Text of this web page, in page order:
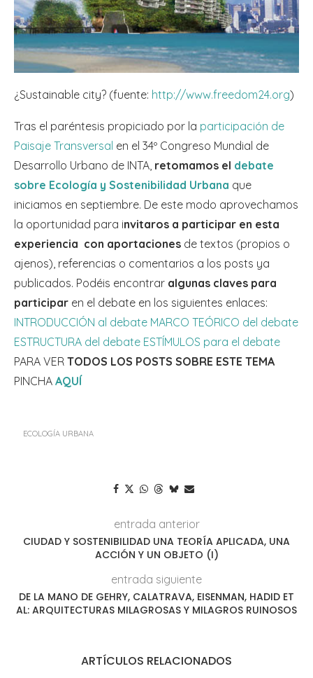
¿Sustainable city? (fuente: http://www.freedom24.org)
Tras el paréntesis propiciado por la participación de
Paisaje Transversal en el 34º Congreso Mundial de
Desarrollo Urbano de INTA, retomamos el debate
sobre Ecología y Sostenibilidad Urbana que
iniciamos en septiembre. De este modo aprovechamos
la oportunidad para invitaros a participar en esta
experiencia con aportaciones de textos (propios o
ajenos), referencias o comentarios a los posts ya
publicados. Podéis encontrar algunas claves para
participar en el debate en los siguientes enlaces:
INTRODUCCIÓN al debate MARCO TEÓRICO del debate
ESTRUCTURA del debate ESTÍMULOS para el debate
PARA VER TODOS LOS POSTS SOBRE ESTE TEMA
PINCHA AQUÍ
ECOLOGÍA URBANA
entrada anterior
CIUDAD Y SOSTENIBILIDAD UNA TEORÍA APLICADA, UNA
ACCIÓN Y UN OBJETO (I)
entrada siguiente
DE LA MANO DE GEHRY, CALATRAVA, EISENMAN, HADID ET
AL: ARQUITECTURAS MILAGROSAS Y MILAGROS RUINOSOS
ARTÍCULOS RELACIONADOS